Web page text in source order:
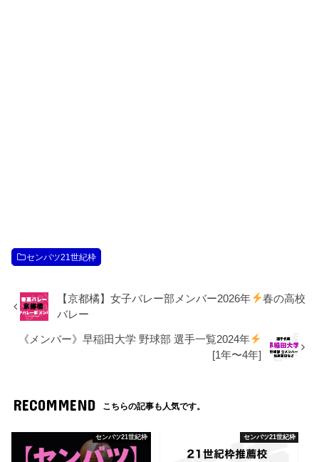
センバツ21世紀枠
【京都橘】女子バレー部メンバー2026年
春の高校
バレー
《メンバー》早稲田大学 野球部 選手一覧2024年
[1年〜4年]
RECOMMEND こちらの記事も人気です。
センバツ21世紀枠 センバツ21世紀枠